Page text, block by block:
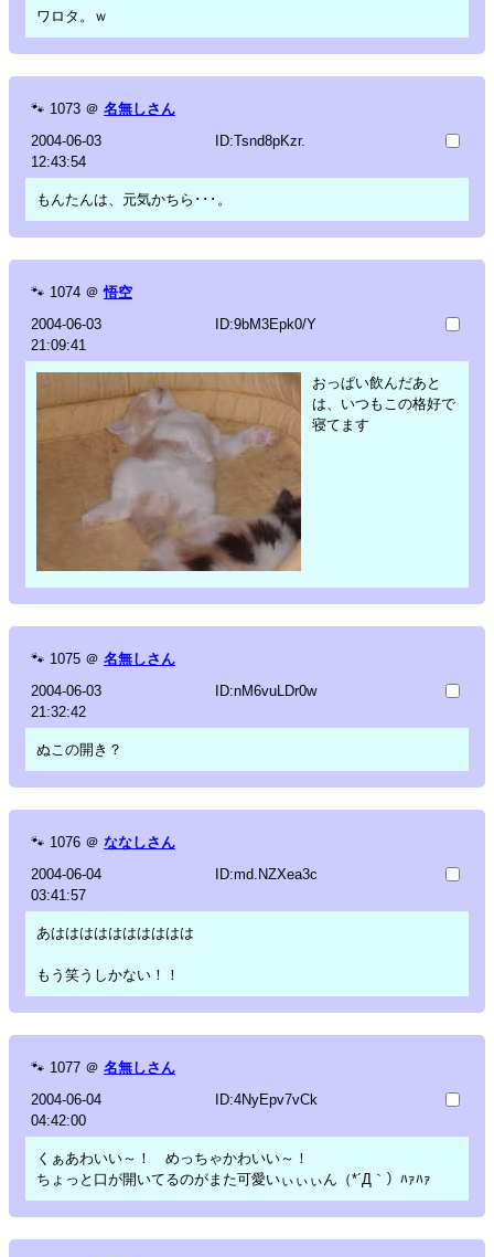
ワロタ。ｗ
🐾 1073 ＠ 名無しさん
2004-06-03
12:43:54
ID:Tsnd8pKzr.
もんたんは、元気かちら･･･。
🐾 1074 ＠ 悟空
2004-06-03
21:09:41
ID:9bM3Epk0/Y
おっぱい飲んだあと
は、いつもこの格好で
寝てます
🐾 1075 ＠ 名無しさん
2004-06-03
21:32:42
ID:nM6vuLDr0w
ぬこの開き？
🐾 1076 ＠ ななしさん
2004-06-04
03:41:57
ID:md.NZXea3c
あはははははははははは
もう笑うしかない！！
🐾 1077 ＠ 名無しさん
2004-06-04
04:42:00
ID:4NyEpv7vCk
くぁあわいい～！ めっちゃかわいい～！
ちょっと口が開いてるのがまた可愛いぃぃぃん（*´Д｀）ﾊｧﾊｧ